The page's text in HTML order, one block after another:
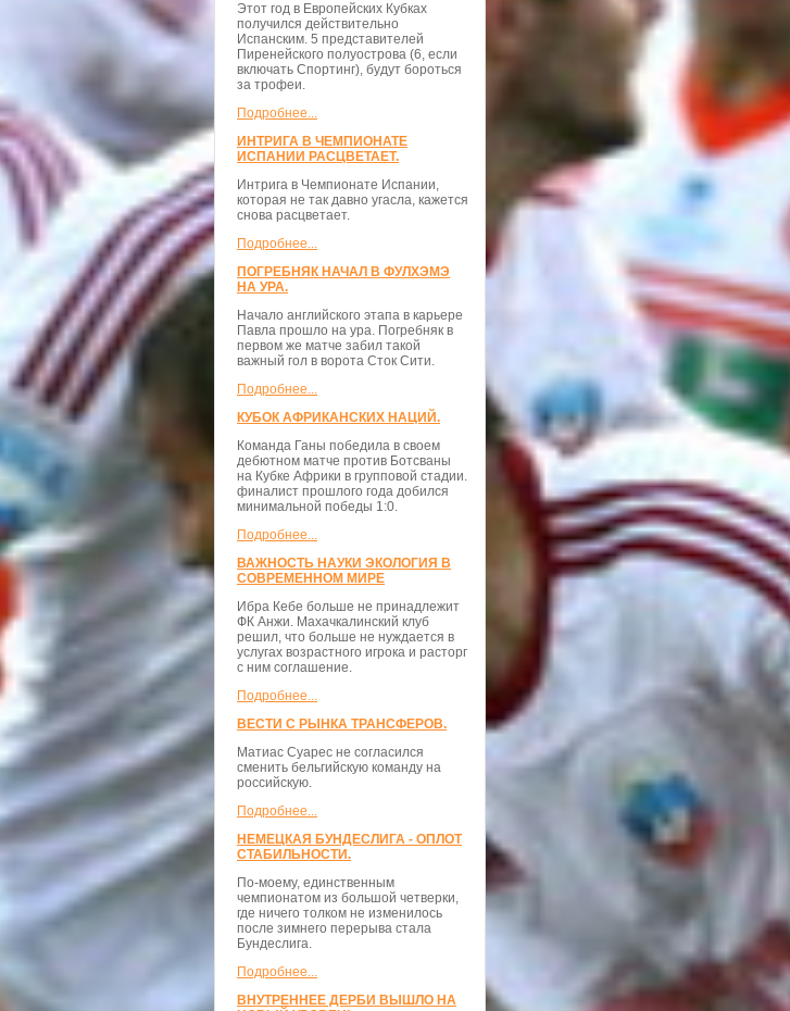
Этот год в Европейских Кубках
получился действительно
Испанским. 5 представителей
Пиренейского полуострова (6, если
включать Спортинг), будут бороться
за трофеи.
Подробнее...
ИНТРИГА В ЧЕМПИОНАТЕ
ИСПАНИИ РАСЦВЕТАЕТ.
Интрига в Чемпионате Испании,
которая не так давно угасла, кажется
снова расцветает.
Подробнее...
ПОГРЕБНЯК НАЧАЛ В ФУЛХЭМЭ
НА УРА.
Начало английского этапа в карьере
Павла прошло на ура. Погребняк в
первом же матче забил такой
важный гол в ворота Сток Сити.
Подробнее...
КУБОК АФРИКАНСКИХ НАЦИЙ.
Команда Ганы победила в своем
дебютном матче против Ботсваны
на Кубке Африки в групповой стадии.
финалист прошлого года добился
минимальной победы 1:0.
Подробнее...
ВАЖНОСТЬ НАУКИ ЭКОЛОГИЯ В
СОВРЕМЕННОМ МИРЕ
Ибра Кебе больше не принадлежит
ФК Анжи. Махачкалинский клуб
решил, что больше не нуждается в
услугах возрастного игрока и расторг
с ним соглашение.
Подробнее...
ВЕСТИ С РЫНКА ТРАНСФЕРОВ.
Матиас Суарес не согласился
сменить бельгийскую команду на
российскую.
Подробнее...
НЕМЕЦКАЯ БУНДЕСЛИГА - ОПЛОТ
СТАБИЛЬНОСТИ.
По-моему, единственным
чемпионатом из большой четверки,
где ничего толком не изменилось
после зимнего перерыва стала
Бундеслига.
Подробнее...
ВНУТРЕННЕЕ ДЕРБИ ВЫШЛО НА